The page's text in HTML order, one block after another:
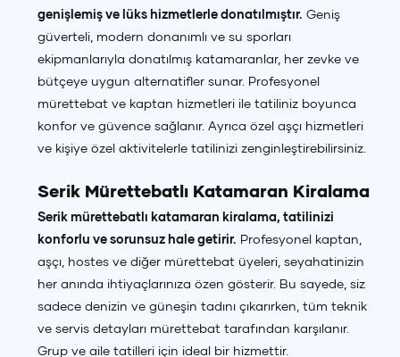
genişlemiş ve lüks hizmetlerle donatılmıştır. Geniş
güverteli, modern donanımlı ve su sporları
ekipmanlarıyla donatılmış katamaranlar, her zevke ve
bütçeye uygun alternatifler sunar. Profesyonel
mürettebat ve kaptan hizmetleri ile tatiliniz boyunca
konfor ve güvence sağlanır. Ayrıca özel aşçı hizmetleri
ve kişiye özel aktivitelerle tatilinizi zenginleştirebilirsiniz.
Serik Mürettebatlı Katamaran Kiralama
Serik mürettebatlı katamaran kiralama, tatilinizi
konforlu ve sorunsuz hale getirir. Profesyonel kaptan,
aşçı, hostes ve diğer mürettebat üyeleri, seyahatinizin
her anında ihtiyaçlarınıza özen gösterir. Bu sayede, siz
sadece denizin ve güneşin tadını çıkarırken, tüm teknik
ve servis detayları mürettebat tarafından karşılanır.
Grup ve aile tatilleri için ideal bir hizmettir.